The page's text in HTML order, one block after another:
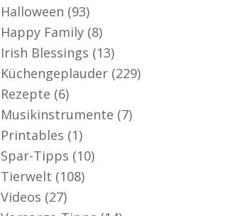
Halloween (93)
Happy Family (8)
Irish Blessings (13)
Küchengeplauder (229)
Rezepte (6)
Musikinstrumente (7)
Printables (1)
Spar-Tipps (10)
Tierwelt (108)
Videos (27)